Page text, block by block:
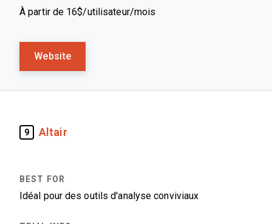
À partir de 16$/utilisateur/mois
Website
9 Altair
Idéal pour des outils d'analyse conviviaux